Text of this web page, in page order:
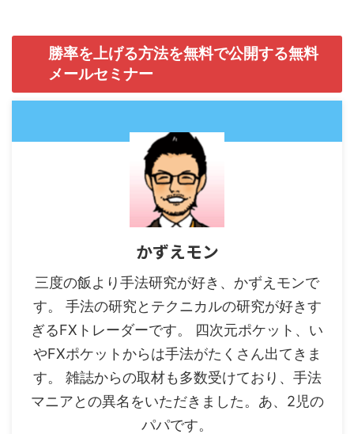
勝率を上げる方法を無料で公開する無料
メールセミナー
かずえモン
三度の飯より手法研究が好き、かずえモンで
す。 手法の研究とテクニカルの研究が好きす
ぎるFXトレーダーです。 四次元ポケット、い
やFXポケットからは手法がたくさん出てきま
す。 雑誌からの取材も多数受けており、手法
マニアとの異名をいただきました。あ、2児の
パパです。